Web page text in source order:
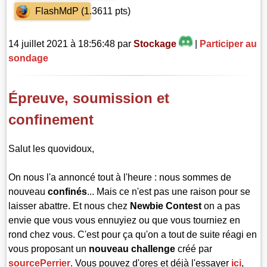
FlashMdP (1.3611 pts)
14 juillet 2021 à 18:56:48 parStockage |
Participer au
sondage
Épreuve, soumission et
confinement
Salut les quovidoux,
On nous l'a annoncé tout à l'heure : nous sommes de
nouveauconfinés... Mais ce n'est pas une raison pour se
laisser abattre. Et nous chez Newbie Conteston a pas
envie que vous vous ennuyiez ou que vous tourniez en
rond chez vous. C'est pour ça qu'on a tout de suite réagi en
vous proposant un nouveau challengecréé par
sourcePerrier. Vous pouvez d'ores et déjà l'essayer ici,